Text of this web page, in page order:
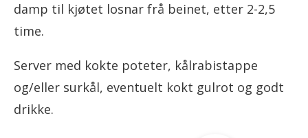
damp til kjøtet losnar frå beinet, etter 2-2,5
time.
Server med kokte poteter, kålrabistappe
og/eller surkål, eventuelt kokt gulrot og godt
drikke.